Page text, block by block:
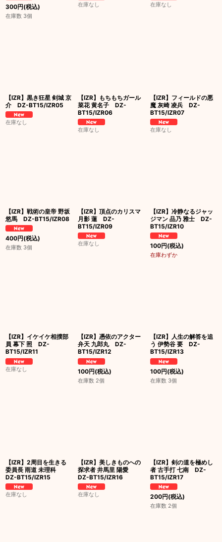
300円(税込)
在庫数 3個
在庫なし 在庫なし
【IZR】黒き狂星 剣城 京
介 DZ-BT15/IZR05
在庫なし
【IZR】もちもちガール
菜花 黄名子 DZ-
BT15/IZR06
在庫なし
【IZR】フィールドの悪
魔 灰崎 凌兵 DZ-
BT15/IZR07
在庫なし
【IZR】戦術の皇帝 野坂
悠馬 DZ-BT15/IZR08
400円(税込)
在庫数 3個
【IZR】頂点のカリスマ
月影 蓮 DZ-
BT15/IZR09
在庫なし
【IZR】冷静なるジャッ
ジマン 品乃 雅士 DZ-
BT15/IZR10
100円(税込)
在庫わずか
【IZR】イケイケ相撲部
員 幕下 照 DZ-
BT15/IZR11
在庫なし
【IZR】憑依のアクター
弁天 九郎丸 DZ-
BT15/IZR12
100円(税込)
在庫数 2個
【IZR】人生の解答を追
う 伊勢谷 要 DZ-
BT15/IZR13
100円(税込)
在庫数 3個
【IZR】2周目を生きる
委員長 雨道 未理科
DZ-BT15/IZR15
在庫なし
【IZR】美しきものへの
探求者 井馬里 陽愛
DZ-BT15/IZR16
在庫なし
【IZR】剣の道を極めし
者 古手打 七南 DZ-
BT15/IZR17
200円(税込)
在庫数 2個